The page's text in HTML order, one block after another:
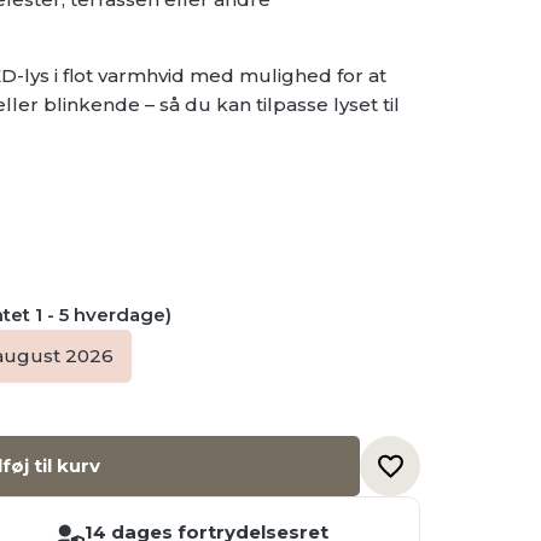
lys i flot varmhvid med mulighed for at
blinkende – så du kan tilpasse lyset til
1 - 5 hverdage)
2026
til kurv
14 dages fortrydelsesret